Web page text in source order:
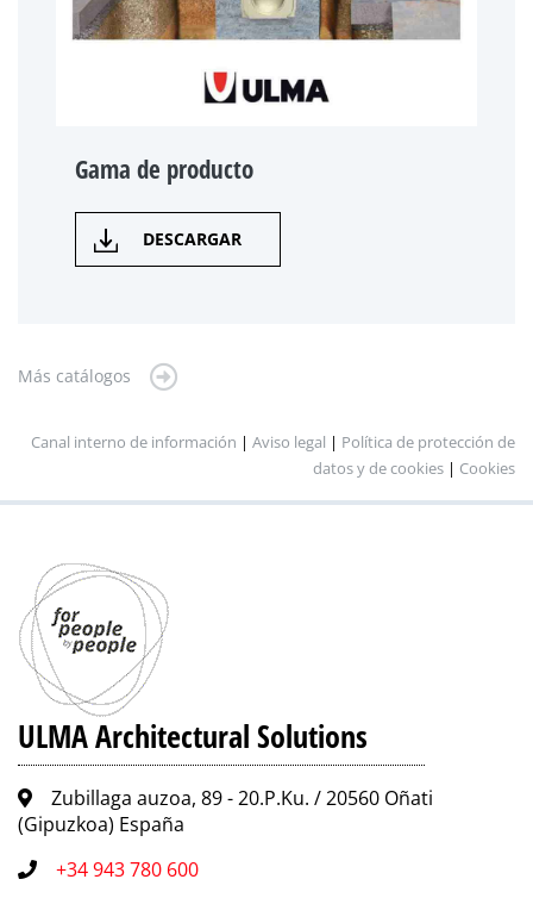
Gama de producto
DESCARGAR
Más catálogos
Canal interno de información | Aviso legal | Política de protección de
datos y de cookies | Cookies
ULMA Architectural Solutions
Zubillaga auzoa, 89 - 20.P.Ku. / 20560 Oñati
(Gipuzkoa) España
+34 943 780 600